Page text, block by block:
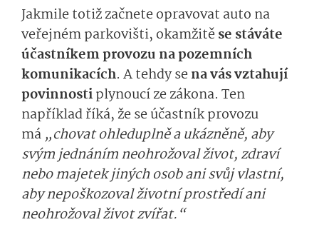
Jakmile totiž začnete opravovat auto na
veřejném parkovišti, okamžitěse stáváte
účastníkem provozu na pozemních
komunikacích. A tehdy sena vás vztahují
povinnostiplynoucí ze zákona. Ten
například říká, že se účastník provozu
má„chovat ohleduplně a ukázněně, aby
svým jednáním neohrožoval život, zdraví
nebo majetek jiných osob ani svůj vlastní,
aby nepoškozoval životní prostředí ani
neohrožoval život zvířat.“